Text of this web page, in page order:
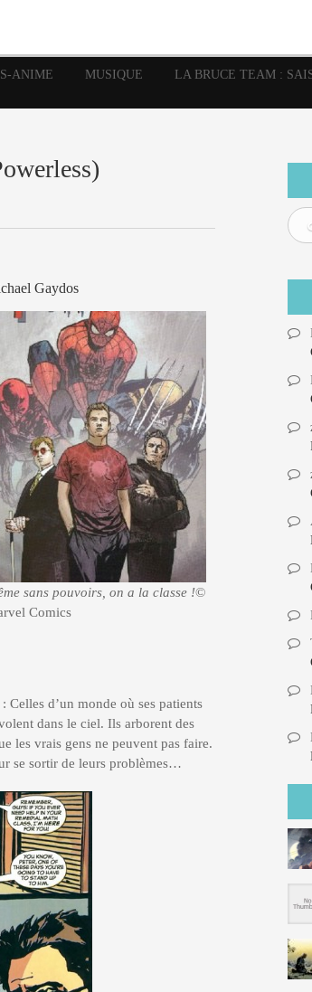
ANIME MUSIQUE LA BRUCE TEAM :
Gaydos
sans pouvoirs, on a la classe !©
Comics
d’un monde où ses patients
dans le ciel. Ils arborent des
les vrais gens ne peuvent pas faire.
se sortir de leurs problèmes…
Mangas Marvel Mattie boy Musique
Panini Présence
Punisher Rock Semic Special Guest Spidey